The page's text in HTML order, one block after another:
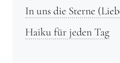
In uns die Sterne
Haiku für jeden Tag